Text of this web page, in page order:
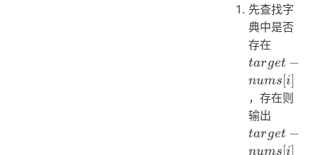
先查找字
典中是否
存在
nums[i]
target −
nums [i]
，存在则
输出
nums[i]
target −
nums [i]